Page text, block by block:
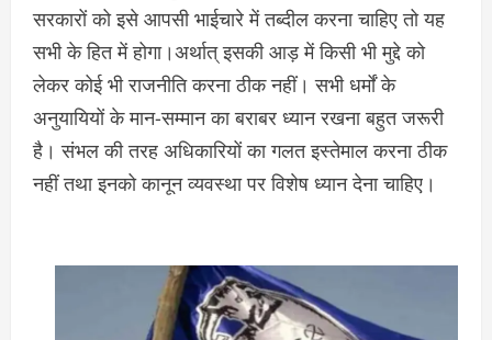
सरकारों को इसे आपसी भाईचारे में तब्दील करना चाहिए तो यह
सभी के हित में होगा।अर्थात् इसकी आड़ में किसी भी मुद्दे को
लेकर कोई भी राजनीति करना ठीक नहीं। सभी धर्मों के
अनुयायियों के मान-सम्मान का बराबर ध्यान रखना बहुत जरूरी
है। संभल की तरह अधिकारियों का गलत इस्तेमाल करना ठीक
नहीं तथा इनको कानून व्यवस्था पर विशेष ध्यान देना चाहिए।